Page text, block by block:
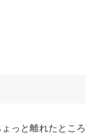
っと離れたところ